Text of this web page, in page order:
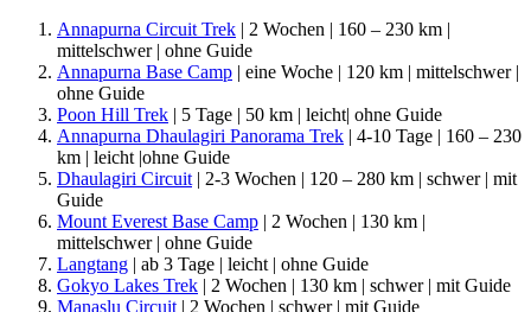
Annapurna Circuit Trek | 2 Wochen | 160 – 230 km |
mittelschwer | ohne Guide
Annapurna Base Camp | eine Woche | 120 km | mittelschwer |
ohne Guide
Poon Hill Trek | 5 Tage | 50 km | leicht| ohne Guide
Annapurna Dhaulagiri Panorama Trek | 4-10 Tage | 160 – 230
km | leicht |ohne Guide
Dhaulagiri Circuit | 2-3 Wochen | 120 – 280 km | schwer | mit
Guide
Mount Everest Base Camp | 2 Wochen | 130 km |
mittelschwer | ohne Guide
Langtang | ab 3 Tage | leicht | ohne Guide
Gokyo Lakes Trek | 2 Wochen | 130 km | schwer | mit Guide
Manaslu Circuit | 2 Wochen | schwer | mit Guide